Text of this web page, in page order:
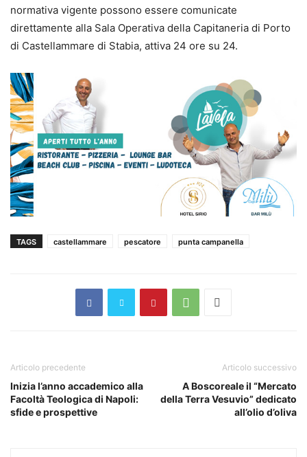
normativa vigente possono essere comunicate
direttamente alla Sala Operativa della Capitaneria di Porto
di Castellammare di Stabia, attiva 24 ore su 24.
TAGS castellammare pescatore punta campanella
Articolo precedente
Inizia l’anno accademico alla
Facoltà Teologica di Napoli:
sfide e prospettive
Articolo successivo
A Boscoreale il “Mercato
della Terra Vesuvio” dedicato
all’olio d’oliva